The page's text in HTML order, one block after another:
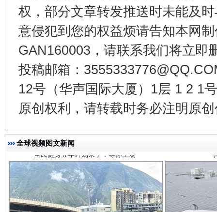
权，部分文章转发推送时未能及
意侵犯到您的权益烦请告知本网
GAN160003，请联系我们将立即
投稿邮箱：
12号（华声国际大厦）1层 1 2 1
原创权利，请转载时务必注明原
全球视频图文新闻
全民健身五年计划来了！等你上场